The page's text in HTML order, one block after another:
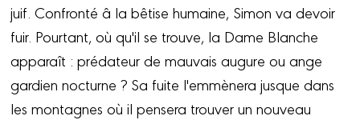
juif. Confronté â la bêtise humaine, Simon va devoir
fuir. Pourtant, où qu'il se trouve, la Dame Blanche
apparaît : prédateur de mauvais augure ou ange
gardien nocturne ? Sa fuite l'emmènera jusque dans
les montagnes où il pensera trouver un nouveau